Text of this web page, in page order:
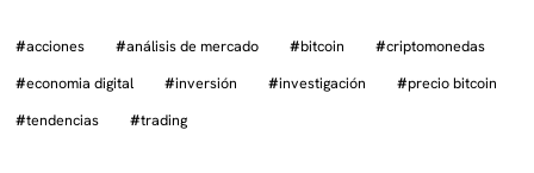
#acciones #análisis de mercado #bitcoin #criptomonedas
#economia digital #inversión #investigación #precio bitcoin
#tendencias #trading